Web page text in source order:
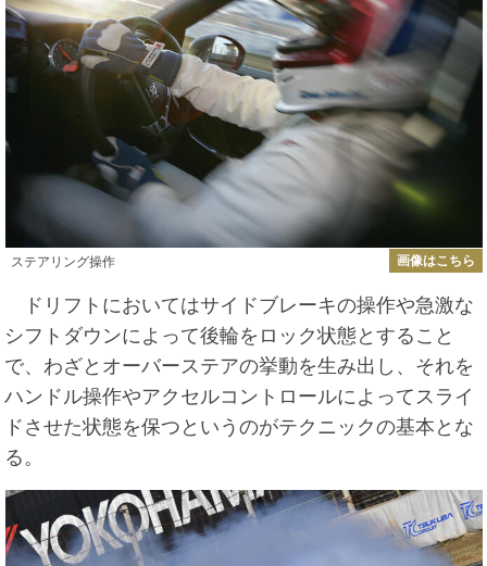
ステアリング操作 画像はこちら
ドリフトにおいてはサイドブレーキの操作や急激な
シフトダウンによって後輪をロック状態とすること
で、わざとオーバーステアの挙動を生み出し、それを
ハンドル操作やアクセルコントロールによってスライ
ドさせた状態を保つというのがテクニックの基本とな
る。